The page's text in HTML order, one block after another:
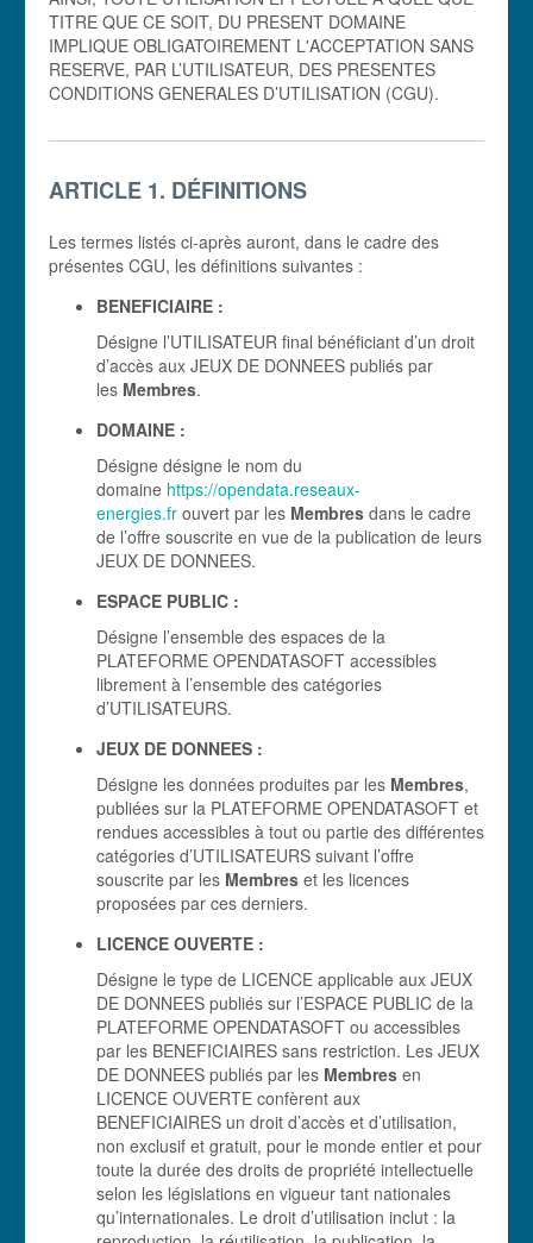
TITRE QUE CE SOIT, DU PRESENT DOMAINE
IMPLIQUE OBLIGATOIREMENT L'ACCEPTATION SANS
RESERVE, PAR L’UTILISATEUR, DES PRESENTES
CONDITIONS GENERALES D’UTILISATION (CGU).
ARTICLE 1. DÉFINITIONS
Les termes listés ci-après auront, dans le cadre des
présentes CGU, les définitions suivantes :
BENEFICIAIRE :
Désigne l’UTILISATEUR final bénéficiant d’un droit
d’accès aux JEUX DE DONNEES publiés par
les Membres.
DOMAINE :
Désigne désigne le nom du
domaine https://opendata.reseaux-
energies.fr ouvert par les Membres dans le cadre
de l’offre souscrite en vue de la publication de leurs
JEUX DE DONNEES.
ESPACE PUBLIC :
Désigne l’ensemble des espaces de la
PLATEFORME OPENDATASOFT accessibles
librement à l’ensemble des catégories
d’UTILISATEURS.
JEUX DE DONNEES :
Désigne les données produites par les Membres,
publiées sur la PLATEFORME OPENDATASOFT et
rendues accessibles à tout ou partie des différentes
catégories d’UTILISATEURS suivant l’offre
souscrite par les Membres et les licences
proposées par ces derniers.
LICENCE OUVERTE :
Désigne le type de LICENCE applicable aux JEUX
DE DONNEES publiés sur l’ESPACE PUBLIC de la
PLATEFORME OPENDATASOFT ou accessibles
par les BENEFICIAIRES sans restriction. Les JEUX
DE DONNEES publiés par les Membres en
LICENCE OUVERTE confèrent aux
BENEFICIAIRES un droit d’accès et d’utilisation,
non exclusif et gratuit, pour le monde entier et pour
toute la durée des droits de propriété intellectuelle
selon les législations en vigueur tant nationales
qu’internationales. Le droit d’utilisation inclut : la